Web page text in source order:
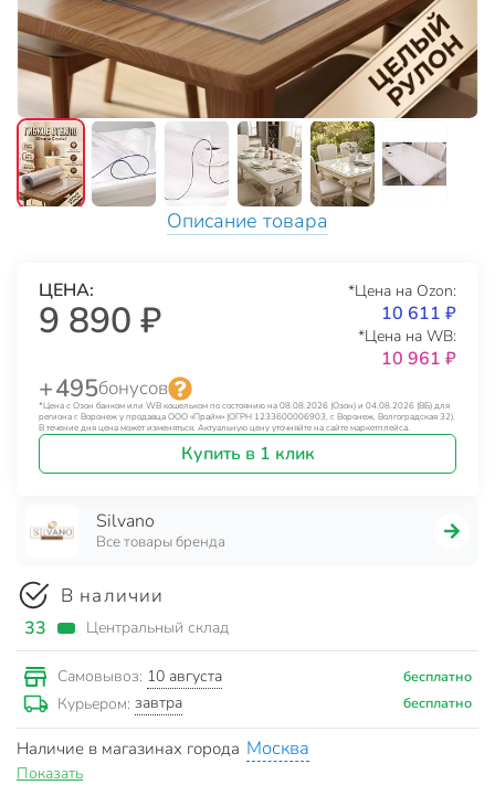
Описание товара
ЦЕНА:
9 890 ₽
*Цена на Ozon:
10 611 ₽
*Цена на WB:
10 961 ₽
+ 495бонусов
*Цена с Озон банком или WB кошельком по состоянию на 08.08.2026 (Озон) и 04.08.2026 (ВБ) для
региона г. Воронеж у продавца ООО «Прайм» (ОГРН 1233600006903, г. Воронеж, Волгоградская 32).
В течение дня цена может изменяться. Актуальную цену уточняйте на сайте маркетплейса.
Купить в 1 клик
Silvano
Все товары бренда
В наличии
33 Центральный склад
Самовывоз: 10 августа бесплатно
Курьером: завтра бесплатно
Наличие в магазинах города Москва
Показать